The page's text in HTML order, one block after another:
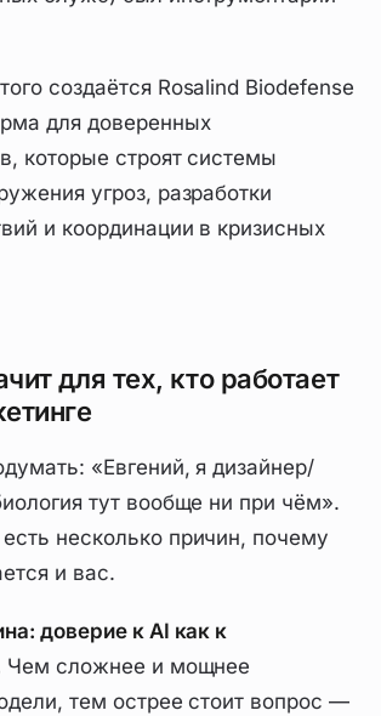
создаётся Rosalind Biodefense
для доверенных
которые строят системы
угроз, разработки
и координации в кризисных
для тех, кто работает
«Евгений, я дизайнер/
тут вообще ни при чём».
несколько причин, почему
и вас.
доверие к AI как к
Чем сложнее и мощнее
тем острее стоит вопрос —